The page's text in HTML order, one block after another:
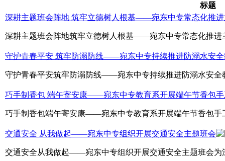
标题
深耕主题班会阵地 筑牢立德树人根基——宛东中专常态化推
深耕主题班会阵地筑牢立德树人根基——宛东中专常态化推进
守护青春平安 筑牢防溺防线——宛东中专持续推进防溺水安
守护青春平安筑牢防溺防线——宛东中专持续推进防溺水安全
巧手制香包 端午寄安康——宛东中专教育系开展端午节香包
巧手制香包端午寄安康——宛东中专教育系开展端午节香包手
交通安全 从我做起——宛东中专组织开展交通安全主题班会
交通安全从我做起——宛东中专组织开展交通安全主题班会为